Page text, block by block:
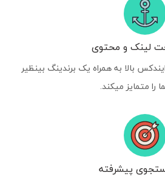
لینک و محتوی
بالا به همراه یک برندینگ بینظیر
را متمایز میکند.
پیشرفته